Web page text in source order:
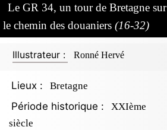
Le GR 34, un tour de Bretagne sur
le chemin des douaniers (16-32)
Illustrateur : Ronné Hervé
Lieux : Bretagne
Période historique :
XXIème
siècle